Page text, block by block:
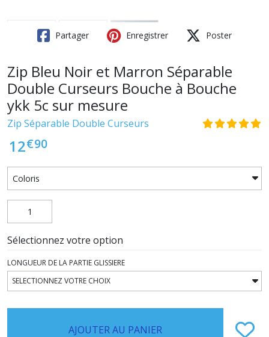
Partager Enregistrer Poster
Zip Bleu Noir et Marron Séparable
Double Curseurs Bouche à Bouche
ykk 5c sur mesure
Zip Séparable Double Curseurs
12€90
Sélectionnez votre option
LONGUEUR DE LA PARTIE GLISSIERE
AJOUTER AU PANIER